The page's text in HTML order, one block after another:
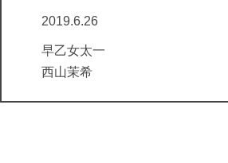
2019.6.26
早乙女太一
西山茉希